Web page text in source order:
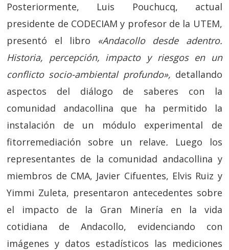
Posteriormente, Luis Pouchucq, actual
presidente de CODECIAM y profesor de la UTEM,
presentó el libro «Andacollo desde adentro.
Historia, percepción, impacto y riesgos en un
conflicto socio-ambiental profundo», detallando
aspectos del diálogo de saberes con la
comunidad andacollina que ha permitido la
instalación de un módulo experimental de
fitorremediación sobre un relave. Luego los
representantes de la comunidad andacollina y
miembros de CMA, Javier Cifuentes, Elvis Ruiz y
Yimmi Zuleta, presentaron antecedentes sobre
el impacto de la Gran Minería en la vida
cotidiana de Andacollo, evidenciando con
imágenes y datos estadísticos las mediciones